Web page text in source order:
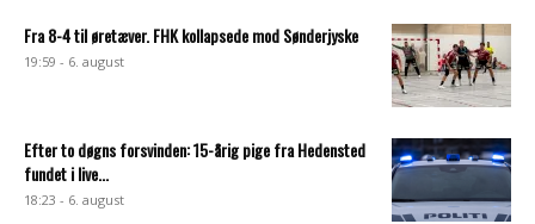
Fra 8-4 til øretæver. FHK kollapsede mod Sønderjyske
19:59 - 6. august
Efter to døgns forsvinden: 15-årig pige fra Hedensted
fundet i live...
18:23 - 6. august